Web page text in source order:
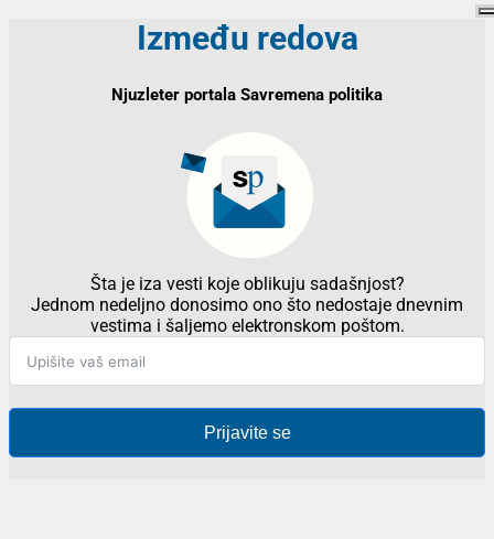
Između redova
Njuzleter portala Savremena politika
Šta je iza vesti koje oblikuju sadašnjost?
Jednom nedeljno donosimo ono što nedostaje dnevnim
vestima i šaljemo elektronskom poštom.
Prijavite se